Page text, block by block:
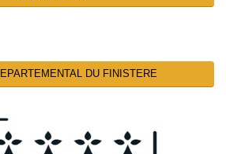
DU FINISTERE